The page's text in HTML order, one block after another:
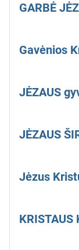
GARBĖ
Gavėnios
JĖZAUS
JĖZAUS
Jėzus
KRISTAUS